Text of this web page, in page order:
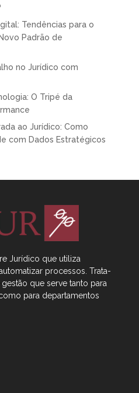
Tendências para o
Padrão de
no Jurídico com
O Tripé da
ao Jurídico: Como
com Dados Estratégicos
Jurídico que utiliza
processos. Trata-
que serve tanto para
para departamentos